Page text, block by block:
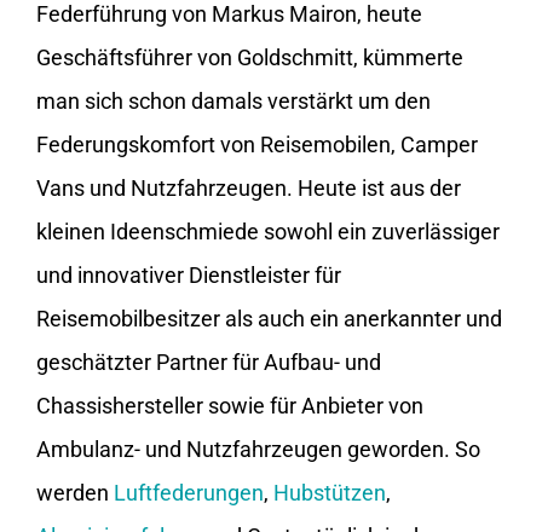
Federführung von Markus Mairon, heute
Geschäftsführer von Goldschmitt, kümmerte
man sich schon damals verstärkt um den
Federungskomfort von Reisemobilen, Camper
Vans und Nutzfahrzeugen. Heute ist aus der
kleinen Ideenschmiede sowohl ein zuverlässiger
und innovativer Dienstleister für
Reisemobilbesitzer als auch ein anerkannter und
geschätzter Partner für Aufbau- und
Chassishersteller sowie für Anbieter von
Ambulanz- und Nutzfahrzeugen geworden. So
werden Luftfederungen, Hubstützen,